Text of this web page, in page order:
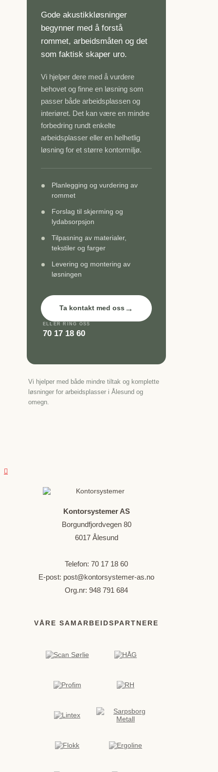
Gode akustikkløsninger
begynner med å forstå
rommet, arbeidsmåten og det
som faktisk skaper uro.
Vi hjelper dere med å vurdere
behovet og finne en løsning som
passer både arbeidsplassen og
interiøret. Det kan være en mindre
forbedring rundt enkelte
arbeidsplasser eller en helhetlig
løsning for et større kontormiljø.
Planlegging og vurdering av
rommet
Forslag til skjerming og
lydabsorpsjon
Tilpasning av materialer,
tekstiler og farger
Levering og montering av
løsningen
Ta kontakt med oss →
ELLER RING OSS
70 17 18 60
Vi hjelper med både mindre tiltak og komplette
løsninger for arbeidsplasser i Ålesund og
omegn.
Kontorsystemer AS
Borgundfjordvegen 80
6017 Ålesund
Telefon:70 17 18 60
E-post: post@kontorsystemer-as.no
Org.nr: 948 791 684
VÅRE SAMARBEIDSPARTNERE